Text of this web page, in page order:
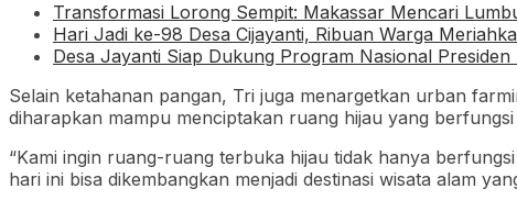
Transformasi Lorong Sempit: Makassar Mencari
Hari Jadi ke-98 Desa Cijayanti, Ribuan Warga
Desa Jayanti Siap Dukung Program Nasional
Selain ketahanan pangan, Tri juga menargetkan urban
diharapkan mampu menciptakan ruang hijau yang
“Kami ingin ruang-ruang terbuka hijau tidak hanya
hari ini bisa dikembangkan menjadi destinasi wisata alam